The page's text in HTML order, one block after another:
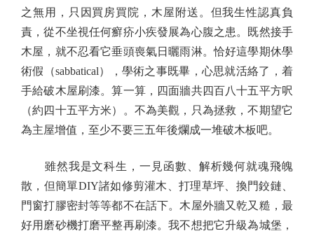
之無用，只因買房買院，木屋附送。但我生性認真負
責，從不坐視任何癬疥小疾發展為心腹之患。既然接手
木屋，就不忍看它垂頭喪氣日曬雨淋。恰好這學期休學
術假（sabbatical），學術之事既畢，心思就活絡了，着
手給破木屋刷漆。算一算，四面牆共四百八十五平方呎
（約四十五平方米）。不為美觀，只為拯救，不期望它
為主屋增值，至少不要三五年後爛成一堆破木板吧。
雖然我是文科生，一見函數、解析幾何就魂飛魄
散，但簡單DIY諸如修剪灌木、打理草坪、換門鉸鏈、
門窗打膠密封等等都不在話下。木屋外牆又乾又糙，最
好用磨砂機打磨平整再刷漆。我不想把它升級為城堡，